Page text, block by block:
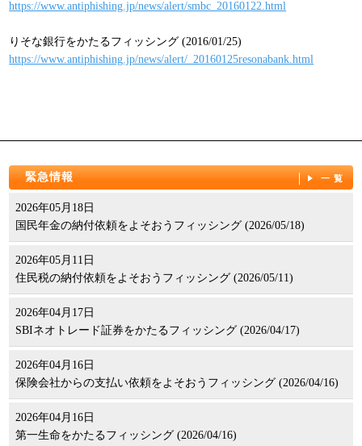
https://www.antiphishing.jp/news/alert/smbc_20160122.html
りそな銀行をかたるフィッシング (2016/01/25)
https://www.antiphishing.jp/news/alert/_20160125resonabank.html
緊急情報 一覧
2026年05月18日
国民年金の納付依頼をよそおうフィッシング (2026/05/18)
2026年05月11日
住民税の納付依頼をよそおうフィッシング (2026/05/11)
2026年04月17日
SBIネオトレード証券をかたるフィッシング (2026/04/17)
2026年04月16日
保険会社からの支払い依頼をよそおうフィッシング (2026/04/16)
2026年04月16日
第一生命をかたるフィッシング (2026/04/16)